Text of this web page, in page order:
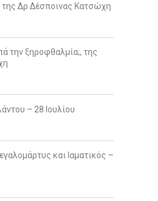
Δρ Δέσποινας Κατσώχη
την ξηροφθαλμία;, της
– 28 Ιουλίου
και Ιαματικός –